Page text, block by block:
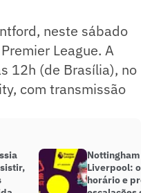
neste sábado
League. A
12h (de Brasília), no
com transmissão
Nottingham
Liverpool:
horário e